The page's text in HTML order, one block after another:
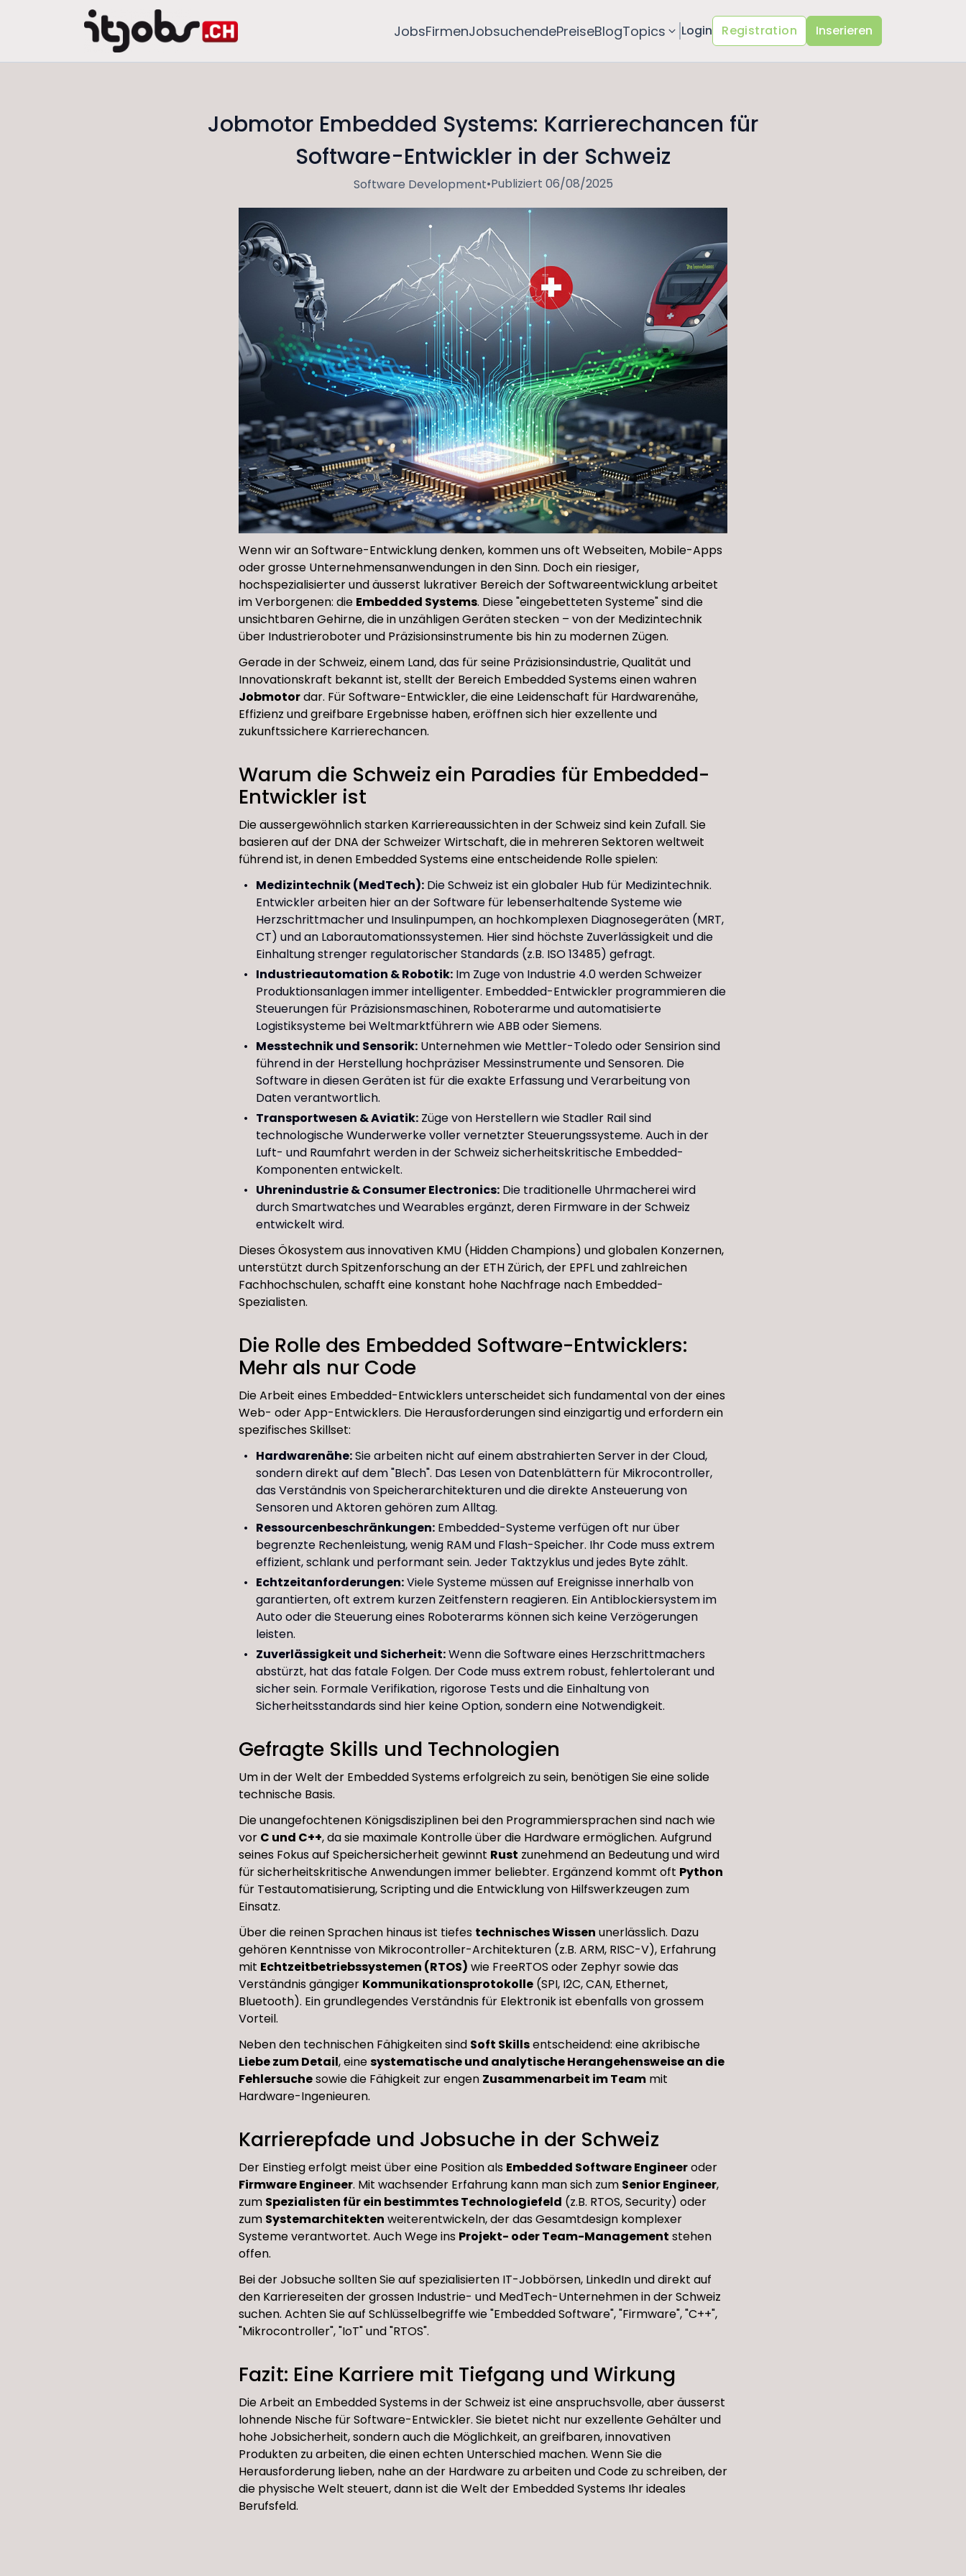
JobsFirmenJobsuchendePreiseBlogTopics Login Registration Inserieren
Jobmotor Embedded Systems: Karrierechancen für
Software-Entwickler in der Schweiz
Software Development•Publiziert 06/08/2025
Wenn wir an Software-Entwicklung denken, kommen uns oft Webseiten, Mobile-Apps
oder grosse Unternehmensanwendungen in den Sinn. Doch ein riesiger,
hochspezialisierter und äusserst lukrativer Bereich der Softwareentwicklung arbeitet
im Verborgenen: die Embedded Systems. Diese "eingebetteten Systeme" sind die
unsichtbaren Gehirne, die in unzähligen Geräten stecken – von der Medizintechnik
über Industrieroboter und Präzisionsinstrumente bis hin zu modernen Zügen.
Gerade in der Schweiz, einem Land, das für seine Präzisionsindustrie, Qualität und
Innovationskraft bekannt ist, stellt der Bereich Embedded Systems einen wahren
Jobmotordar. Für Software-Entwickler, die eine Leidenschaft für Hardwarenähe,
Effizienz und greifbare Ergebnisse haben, eröffnen sich hier exzellente und
zukunftssichere Karrierechancen.
Warum die Schweiz ein Paradies für Embedded-
Entwickler ist
Die aussergewöhnlich starken Karriereaussichten in der Schweiz sind kein Zufall. Sie
basieren auf der DNA der Schweizer Wirtschaft, die in mehreren Sektoren weltweit
führend ist, in denen Embedded Systems eine entscheidende Rolle spielen:
Medizintechnik (MedTech):Die Schweiz ist ein globaler Hub für Medizintechnik.
Entwickler arbeiten hier an der Software für lebenserhaltende Systeme wie
Herzschrittmacher und Insulinpumpen, an hochkomplexen Diagnosegeräten (MRT,
CT) und an Laborautomationssystemen. Hier sind höchste Zuverlässigkeit und die
Einhaltung strenger regulatorischer Standards (z.B. ISO 13485) gefragt.
Industrieautomation & Robotik:Im Zuge von Industrie 4.0 werden Schweizer
Produktionsanlagen immer intelligenter. Embedded-Entwickler programmieren die
Steuerungen für Präzisionsmaschinen, Roboterarme und automatisierte
Logistiksysteme bei Weltmarktführern wie ABB oder Siemens.
Messtechnik und Sensorik:Unternehmen wie Mettler-Toledo oder Sensirion sind
führend in der Herstellung hochpräziser Messinstrumente und Sensoren. Die
Software in diesen Geräten ist für die exakte Erfassung und Verarbeitung von
Daten verantwortlich.
Transportwesen & Aviatik:Züge von Herstellern wie Stadler Rail sind
technologische Wunderwerke voller vernetzter Steuerungssysteme. Auch in der
Luft- und Raumfahrt werden in der Schweiz sicherheitskritische Embedded-
Komponenten entwickelt.
Uhrenindustrie & Consumer Electronics:Die traditionelle Uhrmacherei wird
durch Smartwatches und Wearables ergänzt, deren Firmware in der Schweiz
entwickelt wird.
Dieses Ökosystem aus innovativen KMU (Hidden Champions) und globalen Konzernen,
unterstützt durch Spitzenforschung an der ETH Zürich, der EPFL und zahlreichen
Fachhochschulen, schafft eine konstant hohe Nachfrage nach Embedded-
Spezialisten.
Die Rolle des Embedded Software-Entwicklers:
Mehr als nur Code
Die Arbeit eines Embedded-Entwicklers unterscheidet sich fundamental von der eines
Web- oder App-Entwicklers. Die Herausforderungen sind einzigartig und erfordern ein
spezifisches Skillset:
Hardwarenähe:Sie arbeiten nicht auf einem abstrahierten Server in der Cloud,
sondern direkt auf dem "Blech". Das Lesen von Datenblättern für Mikrocontroller,
das Verständnis von Speicherarchitekturen und die direkte Ansteuerung von
Sensoren und Aktoren gehören zum Alltag.
Ressourcenbeschränkungen:Embedded-Systeme verfügen oft nur über
begrenzte Rechenleistung, wenig RAM und Flash-Speicher. Ihr Code muss extrem
effizient, schlank und performant sein. Jeder Taktzyklus und jedes Byte zählt.
Echtzeitanforderungen:Viele Systeme müssen auf Ereignisse innerhalb von
garantierten, oft extrem kurzen Zeitfenstern reagieren. Ein Antiblockiersystem im
Auto oder die Steuerung eines Roboterarms können sich keine Verzögerungen
leisten.
Zuverlässigkeit und Sicherheit:Wenn die Software eines Herzschrittmachers
abstürzt, hat das fatale Folgen. Der Code muss extrem robust, fehlertolerant und
sicher sein. Formale Verifikation, rigorose Tests und die Einhaltung von
Sicherheitsstandards sind hier keine Option, sondern eine Notwendigkeit.
Gefragte Skills und Technologien
Um in der Welt der Embedded Systems erfolgreich zu sein, benötigen Sie eine solide
technische Basis.
Die unangefochtenen Königsdisziplinen bei den Programmiersprachen sind nach wie
vor C und C++, da sie maximale Kontrolle über die Hardware ermöglichen. Aufgrund
seines Fokus auf Speichersicherheit gewinnt Rust zunehmend an Bedeutung und wird
für sicherheitskritische Anwendungen immer beliebter. Ergänzend kommt oft Python
für Testautomatisierung, Scripting und die Entwicklung von Hilfswerkzeugen zum
Einsatz.
Über die reinen Sprachen hinaus ist tiefes technisches Wissen unerlässlich. Dazu
gehören Kenntnisse von Mikrocontroller-Architekturen (z.B. ARM, RISC-V), Erfahrung
mit Echtzeitbetriebssystemen (RTOS) wie FreeRTOS oder Zephyr sowie das
Verständnis gängiger Kommunikationsprotokolle (SPI, I2C, CAN, Ethernet,
Bluetooth). Ein grundlegendes Verständnis für Elektronik ist ebenfalls von grossem
Vorteil.
Neben den technischen Fähigkeiten sind Soft Skillsentscheidend: eine akribische
Liebe zum Detail, einesystematische und analytische Herangehensweise an die
Fehlersuchesowie die Fähigkeit zur engen Zusammenarbeit im Team mit
Hardware-Ingenieuren.
Karrierepfade und Jobsuche in der Schweiz
Der Einstieg erfolgt meist über eine Position als Embedded Software Engineeroder
Firmware Engineer. Mit wachsender Erfahrung kann man sich zum Senior Engineer,
zum Spezialisten für ein bestimmtes Technologiefeld (z.B. RTOS, Security) oder
zum Systemarchitekten weiterentwickeln, der das Gesamtdesign komplexer
Systeme verantwortet. Auch Wege ins Projekt- oder Team-Management stehen
offen.
Bei der Jobsuche sollten Sie auf spezialisierten IT-Jobbörsen, LinkedIn und direkt auf
den Karriereseiten der grossen Industrie- und MedTech-Unternehmen in der Schweiz
suchen. Achten Sie auf Schlüsselbegriffe wie "Embedded Software", "Firmware", "C++",
"Mikrocontroller", "IoT" und "RTOS".
Fazit: Eine Karriere mit Tiefgang und Wirkung
Die Arbeit an Embedded Systems in der Schweiz ist eine anspruchsvolle, aber äusserst
lohnende Nische für Software-Entwickler. Sie bietet nicht nur exzellente Gehälter und
hohe Jobsicherheit, sondern auch die Möglichkeit, an greifbaren, innovativen
Produkten zu arbeiten, die einen echten Unterschied machen. Wenn Sie die
Herausforderung lieben, nahe an der Hardware zu arbeiten und Code zu schreiben, der
die physische Welt steuert, dann ist die Welt der Embedded Systems Ihr ideales
Berufsfeld.